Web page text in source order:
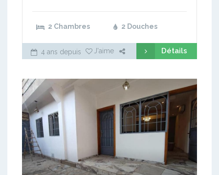
2 Chambres 2 Douches
4 ans depuis J'aime Détails